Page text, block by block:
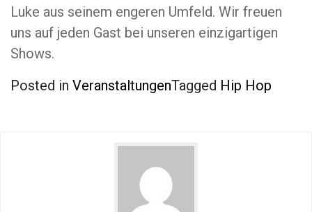
Luke aus seinem engeren Umfeld. Wir freuen
uns auf jeden Gast bei unseren einzigartigen
Shows.
Posted in VeranstaltungenTagged Hip Hop